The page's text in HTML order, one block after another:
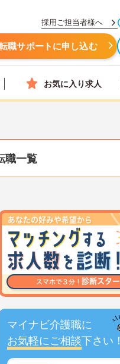
採用ご担当者様へ
職サポートに申し込む
お気に入り求人
職一覧
マイナビ介護職に
お気軽にご相談下さい！